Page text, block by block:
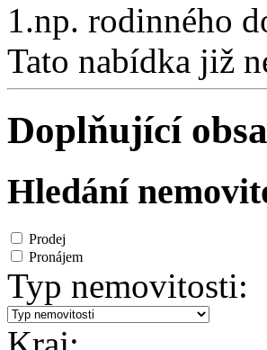
1.np. rodinného
Tato nabídka již
Doplňující
Hledání
Prodej
Pronájem
Typ nemovitosti: